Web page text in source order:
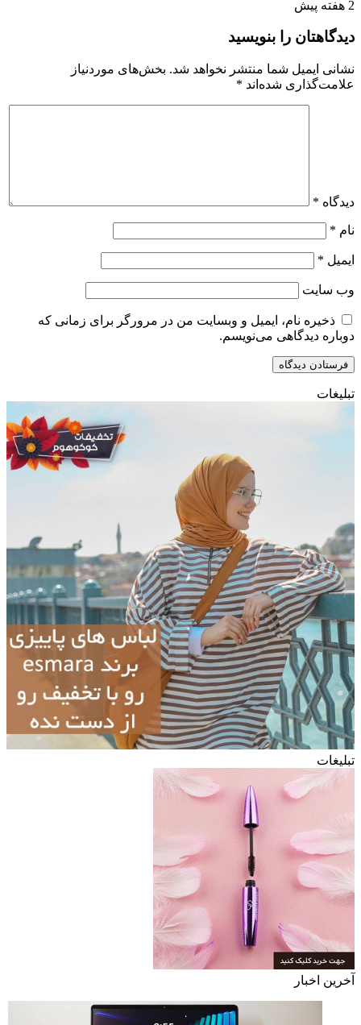
2 هفته پیش
دیدگاهتان را بنویسید
نشانی ایمیل شما منتشر نخواهد شد. بخش‌های موردنیاز
علامت‌گذاری شده‌اند *
دیدگاه *
نام *
ایمیل *
وب‌ سایت
ذخیره نام، ایمیل و وبسایت من در مرورگر برای زمانی که
دوباره دیدگاهی می‌نویسم.
تبلیغات
تبلیغات
آخرین اخبار